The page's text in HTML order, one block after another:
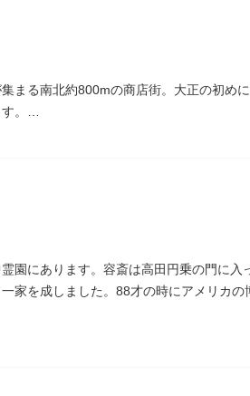
のひとつとしても知られ、毘沙門天が祀
まる南北約800mの商店街。大正の初め
。
器、食器、包材、調理衣装など「食」
つり」では、各店舗がおすすめ商品や
園にあります。容斎は高田円乗の門に入
家を成しました。88才の時にアメリカ